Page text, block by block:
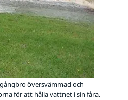
översvämmad och
för att hålla vattnet i sin fåra.